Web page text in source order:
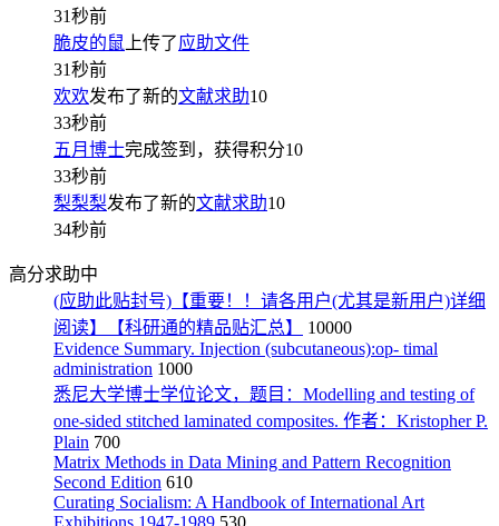
31秒前
脆皮的鼠 上传了应助文件
31秒前
欢欢发布了新的文献求助10
33秒前
五月博士完成签到，获得积分10
33秒前
梨梨梨发布了新的文献求助10
34秒前
高分求助中
(应助此贴封号)【重要！！请各用户(尤其是新用户)详细
阅读】【科研通的精品贴汇总】
10000
Evidence Summary. Injection (subcutaneous):op- timal
administration 1000
悉尼大学博士学位论文，题目：Modelling and testing of
one-sided stitched laminated composites. 作者：Kristopher P.
Plain 700
Matrix Methods in Data Mining and Pattern Recognition
Second Edition 610
Curating Socialism: A Handbook of International Art
Exhibitions 1947-1989 530